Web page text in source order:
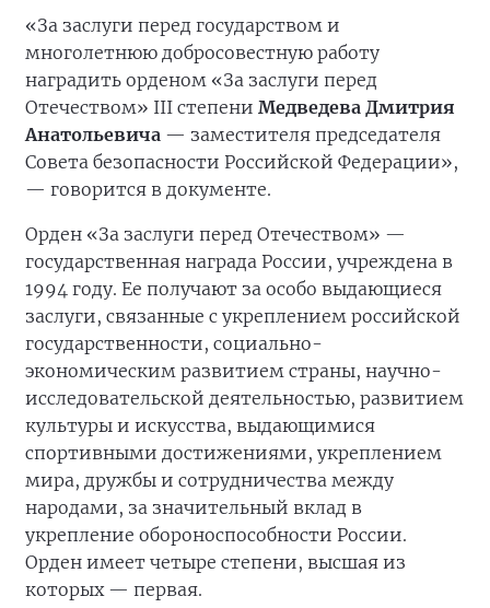
«За заслуги перед государством и
многолетнюю добросовестную работу
наградить орденом «За заслуги перед
Отечеством» III степени Медведева Дмитрия
Анатольевича — заместителя председателя
Совета безопасности Российской Федерации»,
— говорится в документе.
Орден «За заслуги перед Отечеством» —
государственная награда России, учреждена в
1994 году. Ее получают за особо выдающиеся
заслуги, связанные с укреплением российской
государственности, социально-
экономическим развитием страны, научно-
исследовательской деятельностью, развитием
культуры и искусства, выдающимися
спортивными достижениями, укреплением
мира, дружбы и сотрудничества между
народами, за значительный вклад в
укрепление обороноспособности России.
Орден имеет четыре степени, высшая из
которых — первая.